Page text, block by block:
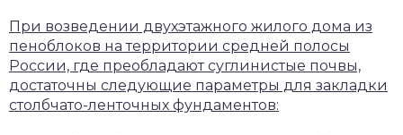
При возведении двухэтажного жилого дома из
пеноблоков на территории средней полосы
России, где преобладают суглинистые почвы,
достаточны следующие параметры для закладки
столбчато-ленточных фундаментов: